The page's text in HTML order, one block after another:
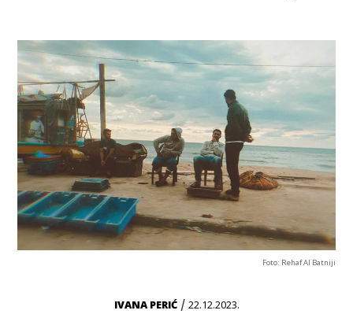
Foto: Rehaf Al Batniji
IVANA PERIĆ/ 22.12.2023.